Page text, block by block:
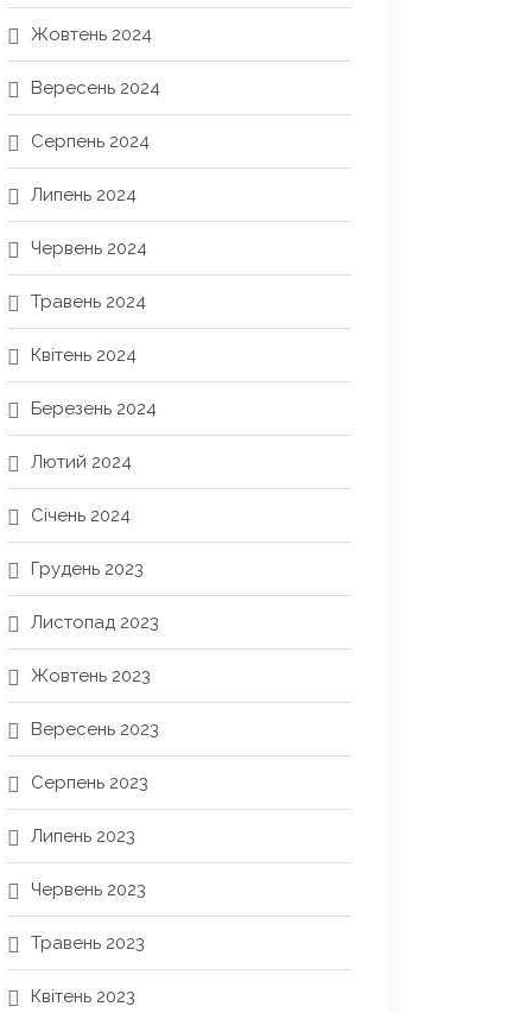
Жовтень 2024
Вересень 2024
Серпень 2024
Липень 2024
Червень 2024
Травень 2024
Квітень 2024
Березень 2024
Лютий 2024
Січень 2024
Грудень 2023
Листопад 2023
Жовтень 2023
Вересень 2023
Серпень 2023
Липень 2023
Червень 2023
Травень 2023
Квітень 2023